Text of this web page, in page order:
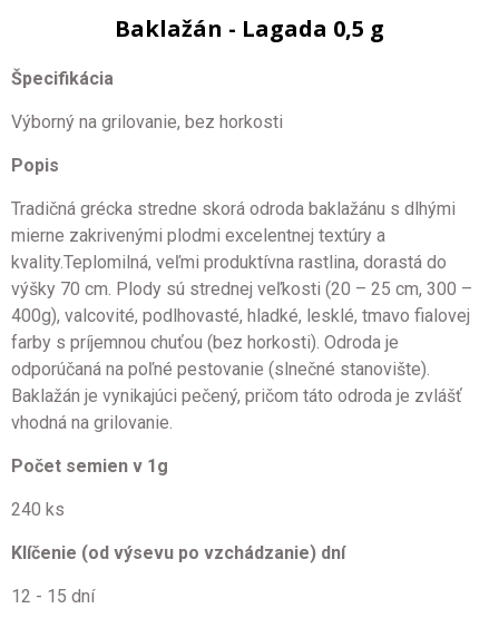
Baklažán - Lagada 0,5 g
Špecifikácia
Výborný na grilovanie, bez horkosti
Popis
Tradičná grécka stredne skorá odroda baklažánu s dlhými
mierne zakrivenými plodmi excelentnej textúry a
kvality.Teplomilná, veľmi produktívna rastlina, dorastá do
výšky 70 cm. Plody sú strednej veľkosti (20 – 25 cm, 300 –
400g), valcovité, podlhovasté, hladké, lesklé, tmavo fialovej
farby s príjemnou chuťou (bez horkosti). Odroda je
odporúčaná na poľné pestovanie (slnečné stanovište).
Baklažán je vynikajúci pečený, pričom táto odroda je zvlášť
vhodná na grilovanie.
Počet semien v 1g
240 ks
Klíčenie (od výsevu po vzchádzanie) dní
12 - 15 dní